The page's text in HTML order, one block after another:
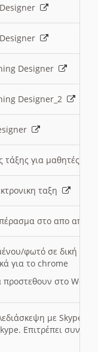
Designer
Designer_2
τάξης για μαθητές
ταξη
πέρασμα στο απο
φωτό σε δική
για το chrome
στο Word
με Skype
Επιτρέπει